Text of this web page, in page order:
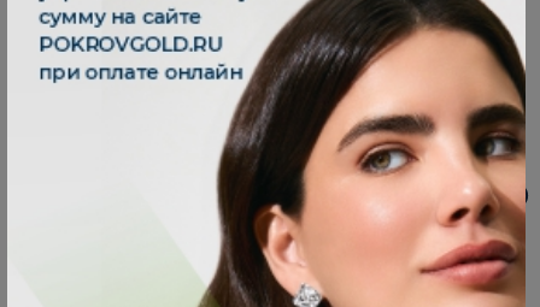
Главная Каталог Серьги
Серьги золотые 585 с изумрудами и бриллиантами 2100890-00060
СЕРЬГИ ЗОЛОТЫЕ 585 С ИЗУМРУДАМИ И
БРИЛЛИАНТАМИ 2100890-00060